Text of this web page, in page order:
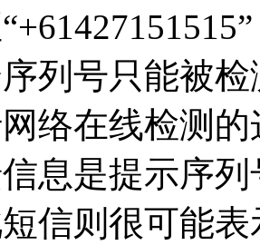
列号只能被
络在线检测
息是提示序
信则很可能